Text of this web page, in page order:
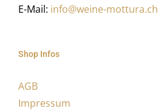
E-Mail: info@weine-mottura.ch
Shop Infos
AGB
Impressum